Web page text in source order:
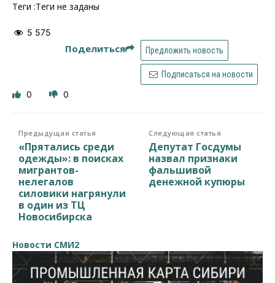
Теги :Теги не заданы
5 575
Поделиться Предложить новость
Подписаться на новости
0 0
Предыдущая статья
«Прятались среди
одежды»: в поисках
мигрантов-
нелегалов
силовики нагрянули
в один из ТЦ
Новосибирска
Следующая статья
Депутат Госдумы
назвал признаки
фальшивой
денежной купюры
Новости СМИ2